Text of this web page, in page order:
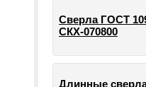
Сверла ГОСТ
СКХ-070800
Длинные